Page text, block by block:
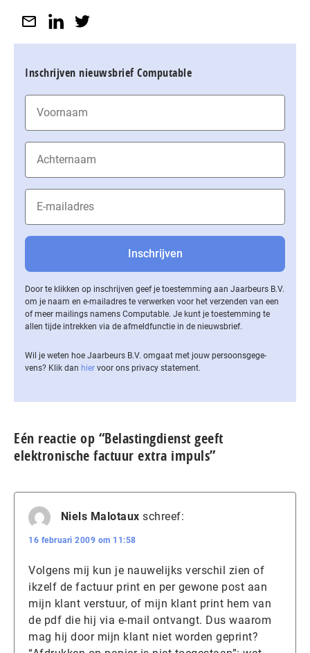
Inschrijven nieuwsbrief Computable
Door te klikken op inschrijven geef je toestemming aan Jaarbeurs B.V.
om je naam en e-mailadres te verwerken voor het verzenden van een
of meer mailings namens Computable. Je kunt je toestemming te
allen tijde intrekken via de af­meld­func­tie in de nieuwsbrief.
Wil je weten hoe Jaarbeurs B.V. omgaat met jouw per­soons­ge­ge­
vens? Klik dan hier voor ons privacy statement.
Eén reactie op “Belastingdienst geeft
elektronische factuur extra impuls”
Niels Malotaux schreef:
16 februari 2009 om 11:58
Volgens mij kun je nauwelijks verschil zien of
ikzelf de factuur print en per gewone post aan
mijn klant verstuur, of mijn klant print hem van
de pdf die hij via e-mail ontvangt. Dus waarom
mag hij door mijn klant niet worden geprint?